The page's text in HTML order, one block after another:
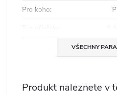
Pro koho:
VŠECHNY
Produkt naleznete v